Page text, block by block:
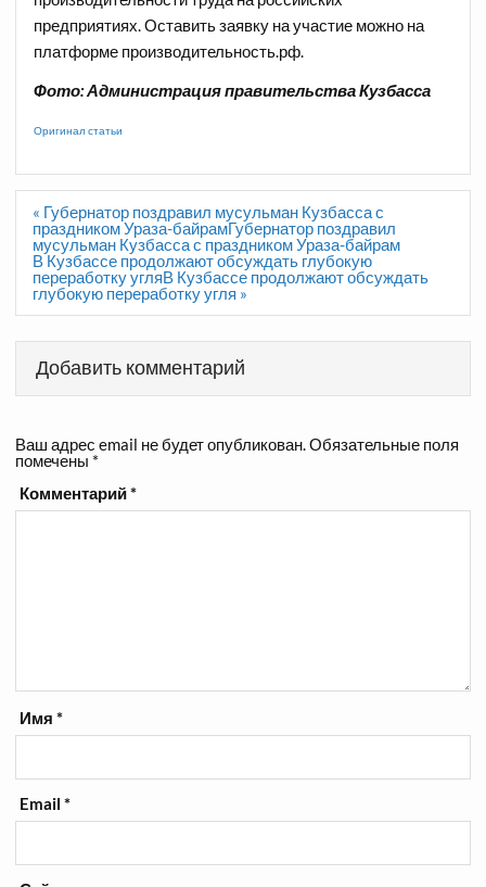
предприятиях. Оставить заявку на участие можно на
платформе производительность.рф.
Фото: Администрация правительства Кузбасса
Оригинал статьи
Навигация
по
записям
« Губернатор поздравил мусульман Кузбасса с
праздником Ураза-байрамГубернатор поздравил
мусульман Кузбасса с праздником Ураза-байрам
В Кузбассе продолжают обсуждать глубокую
переработку угляВ Кузбассе продолжают обсуждать
глубокую переработку угля »
Добавить комментарий
Ваш адрес email не будет опубликован.Обязательные поля
помечены *
Комментарий*
Имя*
Email*